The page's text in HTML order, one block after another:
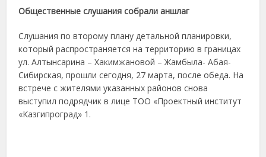
Общественные слушания собрали аншлаг
Слушания по второму плану детальной планировки,
который распространяется на территорию в границах
ул. Алтынсарина – Хакимжановой – Жамбыла- Абая-
Сибирская, прошли сегодня, 27 марта, после обеда. На
встрече с жителями указанных районов снова
выступил подрядчик в лице ТОО «Проектный институт
«Казгипроград» 1.